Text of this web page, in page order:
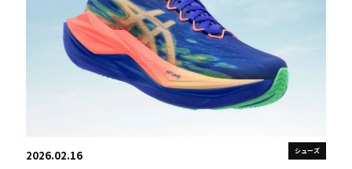
シューズ
2026.02.16